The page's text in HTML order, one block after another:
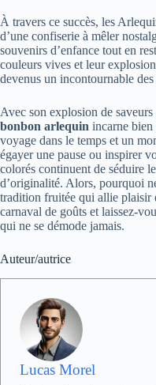
À travers ce succès, les
d’une confiserie à mêler
souvenirs d’enfance tout en
couleurs vives et leur
devenus un incontournable des
Avec son explosion de
bonbon arlequin incarne bien
voyage dans le temps et un
égayer une pause ou inspirer
colorés continuent de séduire
d’originalité. Alors, pourquoi
tradition fruitée qui allie plaisir
carnaval de goûts et laissez-
qui ne se démode jamais.
Auteur/autrice
Lucas Morel